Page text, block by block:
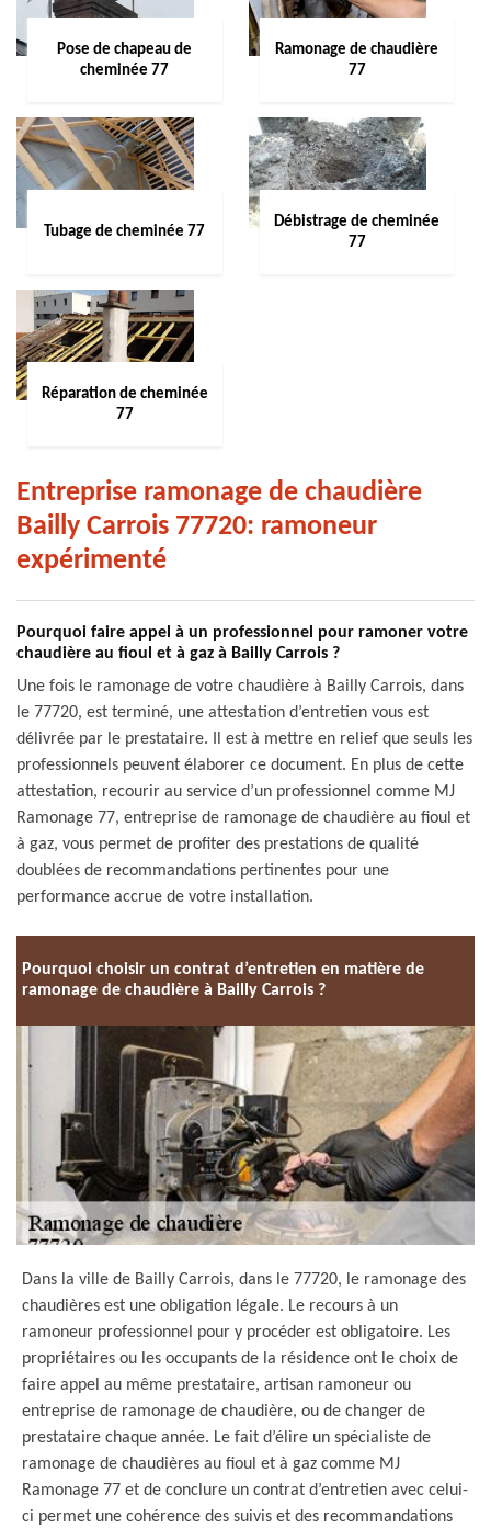
Pose de chapeau de
cheminée 77
Ramonage de chaudière
77
Tubage de cheminée 77
Débistrage de cheminée
77
Réparation de cheminée
77
Entreprise ramonage de chaudière
Bailly Carrois 77720: ramoneur
expérimenté
Pourquoi faire appel à un professionnel pour ramoner votre
chaudière au fioul et à gaz à Bailly Carrois ?
Une fois le ramonage de votre chaudière à Bailly Carrois, dans
le 77720, est terminé, une attestation d’entretien vous est
délivrée par le prestataire. Il est à mettre en relief que seuls les
professionnels peuvent élaborer ce document. En plus de cette
attestation, recourir au service d’un professionnel comme MJ
Ramonage 77, entreprise de ramonage de chaudière au fioul et
à gaz, vous permet de profiter des prestations de qualité
doublées de recommandations pertinentes pour une
performance accrue de votre installation.
Pourquoi choisir un contrat d’entretien en matière de
ramonage de chaudière à Bailly Carrois ?
Dans la ville de Bailly Carrois, dans le 77720, le ramonage des
chaudières est une obligation légale. Le recours à un
ramoneur professionnel pour y procéder est obligatoire. Les
propriétaires ou les occupants de la résidence ont le choix de
faire appel au même prestataire, artisan ramoneur ou
entreprise de ramonage de chaudière, ou de changer de
prestataire chaque année. Le fait d’élire un spécialiste de
ramonage de chaudières au fioul et à gaz comme MJ
Ramonage 77 et de conclure un contrat d’entretien avec celui-
ci permet une cohérence des suivis et des recommandations